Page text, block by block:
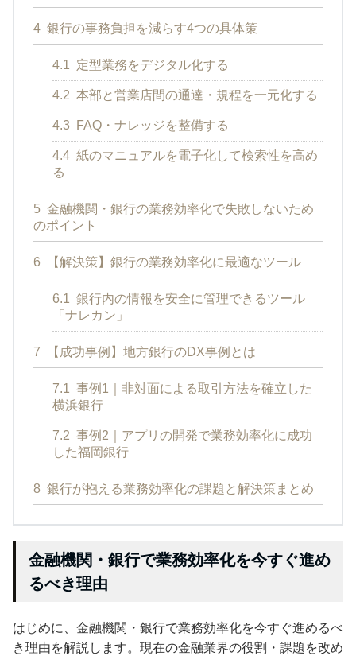
4 銀行の事務負担を減らす4つの具体策
4.1 定型業務をデジタル化する
4.2 本部と営業店間の通達・規程を一元化する
4.3 FAQ・ナレッジを整備する
4.4 紙のマニュアルを電子化して検索性を高め
る
5 金融機関・銀行の業務効率化で失敗しないため
のポイント
6 【解決策】銀行の業務効率化に最適なツール
6.1 銀行内の情報を安全に管理できるツール
「ナレカン」
7 【成功事例】地方銀行のDX事例とは
7.1 事例1｜非対面による取引方法を確立した
横浜銀行
7.2 事例2｜アプリの開発で業務効率化に成功
した福岡銀行
8 銀行が抱える業務効率化の課題と解決策まとめ
金融機関・銀行で業務効率化を今すぐ進め
るべき理由
はじめに、金融機関・銀行で業務効率化を今すぐ進めるべ
き理由を解説します。現在の金融業界の役割・課題を改め